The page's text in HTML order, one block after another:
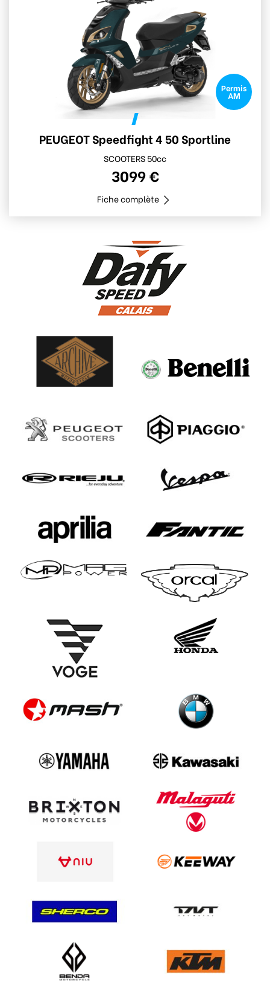
Permis
AM
PEUGEOT Speedfight 4 50 Sportline
SCOOTERS 50cc
3099 €
Fiche complète